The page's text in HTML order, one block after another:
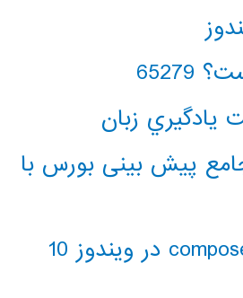
زبان
پیش بینی بورس با